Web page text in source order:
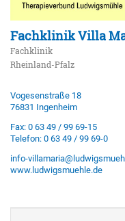
Fachklinik Villa
Fachklinik
Rheinland-Pfalz
Vogesenstraße 18
76831 Ingenheim
Fax: 0 63 49 / 99 69-15
Telefon: 0 63 49 / 99 69-0
info-
www.ludwigsmuehle.de